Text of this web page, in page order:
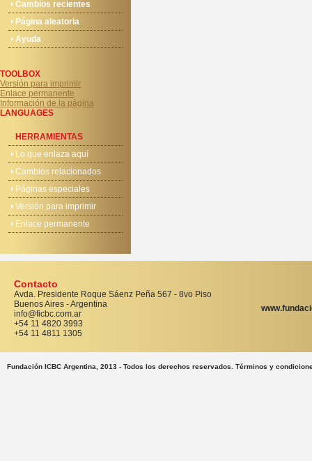
Cambios recientes
Página aleatoria
Ayuda
TOOLBOX
Versión para imprimir
Enlace permanente
Información de la página
LANGUAGES
HERRAMIENTAS
Lo que enlaza aquí
Cambios relacionados
Páginas especiales
Versión para imprimir
Enlace permanente
Contacto
Avda. Presidente Roque Sáenz Peña 567 - 8vo Piso
Buenos Aires - Argentina
info@ficbc.com.ar
+54 11 4820 3993
+54 11 4811 1305
Fundación ICBC Argentina, 2013 - Todos los derechos reservados. Términos y